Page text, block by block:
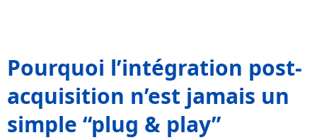
Pourquoi l’intégration post-
acquisition n’est jamais un
simple “plug & play”